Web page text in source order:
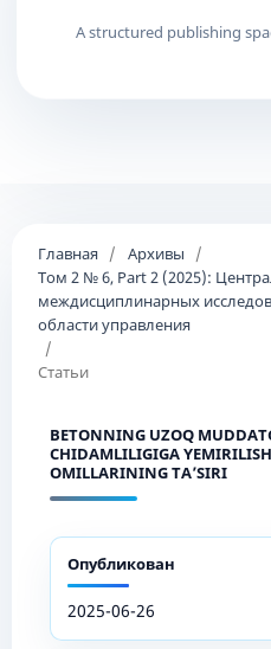
Главная / Архивы
/
Том 2 № 6, Part 2 (2025):
междисциплинарных
области управления
/
Статьи
BETONNING UZOQ
CHIDAMLILIGIGA YEMIRILISH
OMILLARINING TA’SIRI
Опубликован
2025-06-26